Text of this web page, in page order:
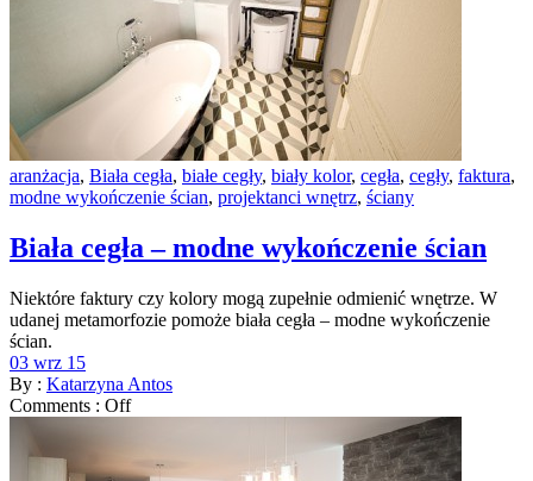
aranżacja, Biała cegła, białe cegły, biały kolor, cegła, cegły, faktura,
modne wykończenie ścian, projektanci wnętrz, ściany
Biała cegła – modne wykończenie ścian
Niektóre faktury czy kolory mogą zupełnie odmienić wnętrze. W
udanej metamorfozie pomoże biała cegła – modne wykończenie
ścian.
03 wrz 15
By : Katarzyna Antos
Comments : Off